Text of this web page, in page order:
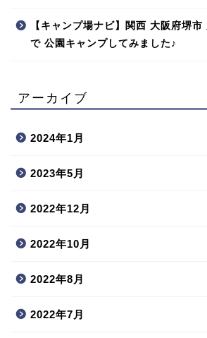
【キャンプ場ナビ】関西 大阪府堺
で 公園キャンプしてみました♪
アーカイブ
2024年1月
2023年5月
2022年12月
2022年10月
2022年8月
2022年7月